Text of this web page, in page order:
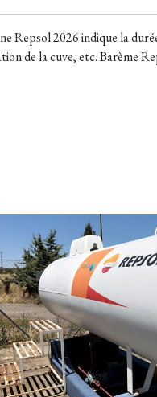
Repsol 2026 indique la
de la cuve, etc. Barème